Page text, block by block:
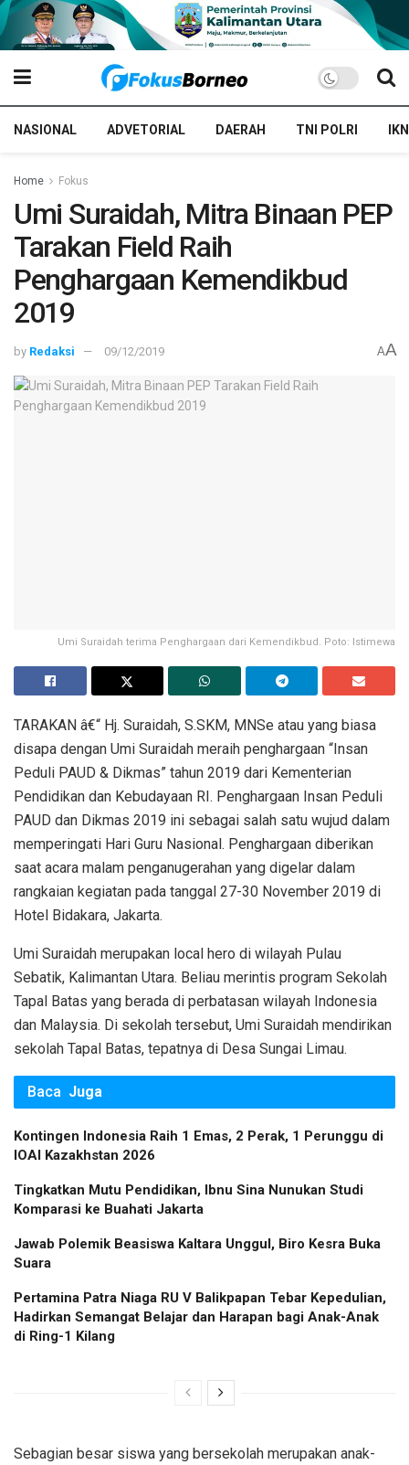
NASIONAL ADVETORIAL DAERAH TNI POLRI IKN
Home Fokus
Umi Suraidah, Mitra Binaan PEP
Tarakan Field Raih
Penghargaan Kemendikbud
2019
by Redaksi 09/12/2019 AA
Umi Suraidah terima Penghargaan dari Kemendikbud. Poto: Istimewa
TARAKAN â€“ Hj. Suraidah, S.SKM, MNSe atau yang biasa
disapa dengan Umi Suraidah meraih penghargaan “Insan
Peduli PAUD & Dikmas” tahun 2019 dari Kementerian
Pendidikan dan Kebudayaan RI. Penghargaan Insan Peduli
PAUD dan Dikmas 2019 ini sebagai salah satu wujud dalam
memperingati Hari Guru Nasional. Penghargaan diberikan
saat acara malam penganugerahan yang digelar dalam
rangkaian kegiatan pada tanggal 27-30 November 2019 di
Hotel Bidakara, Jakarta.
Umi Suraidah merupakan local hero di wilayah Pulau
Sebatik, Kalimantan Utara. Beliau merintis program Sekolah
Tapal Batas yang berada di perbatasan wilayah Indonesia
dan Malaysia. Di sekolah tersebut, Umi Suraidah mendirikan
sekolah Tapal Batas, tepatnya di Desa Sungai Limau.
Baca Juga
Kontingen Indonesia Raih 1 Emas, 2 Perak, 1 Perunggu di
IOAI Kazakhstan 2026
Tingkatkan Mutu Pendidikan, Ibnu Sina Nunukan Studi
Komparasi ke Buahati Jakarta
Jawab Polemik Beasiswa Kaltara Unggul, Biro Kesra Buka
Suara
Pertamina Patra Niaga RU V Balikpapan Tebar Kepedulian,
Hadirkan Semangat Belajar dan Harapan bagi Anak-Anak
di Ring-1 Kilang
Sebagian besar siswa yang bersekolah merupakan anak-